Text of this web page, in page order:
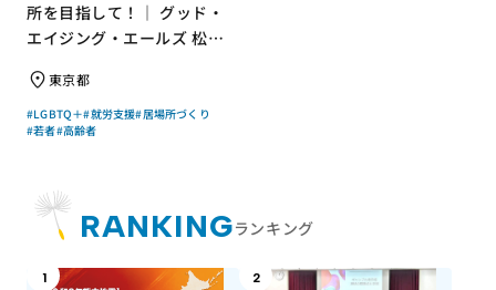
所を目指して！｜ グッド・
エイジング・エールズ 松中
慶子さん【聞き手】
東京都
#LGBTQ＋#就労支援#居場所づくり
#若者#高齢者
RANKINGランキング
1 2